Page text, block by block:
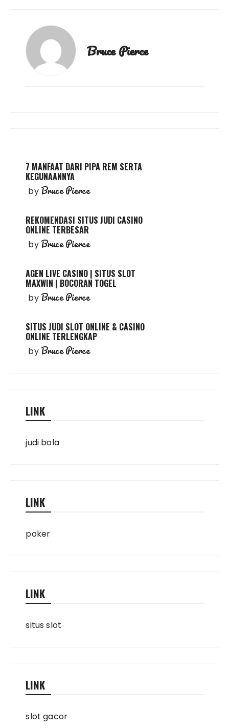
Bruce Pierce
7 MANFAAT DARI PIPA REM SERTA
KEGUNAANNYA
byBruce Pierce
REKOMENDASI SITUS JUDI CASINO
ONLINE TERBESAR
byBruce Pierce
AGEN LIVE CASINO | SITUS SLOT
MAXWIN | BOCORAN TOGEL
byBruce Pierce
SITUS JUDI SLOT ONLINE & CASINO
ONLINE TERLENGKAP
byBruce Pierce
LINK
judi bola
LINK
poker
LINK
situs slot
LINK
slot gacor